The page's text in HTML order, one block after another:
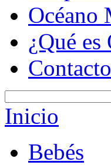
Océano
¿Qué es
Contacto
Inicio
Bebés